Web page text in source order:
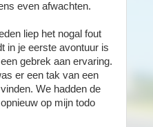
even afwachten.
liep het nogal fout
in je eerste avontuur is
gebrek aan ervaring.
er een tak van een
We hadden de
op mijn todo